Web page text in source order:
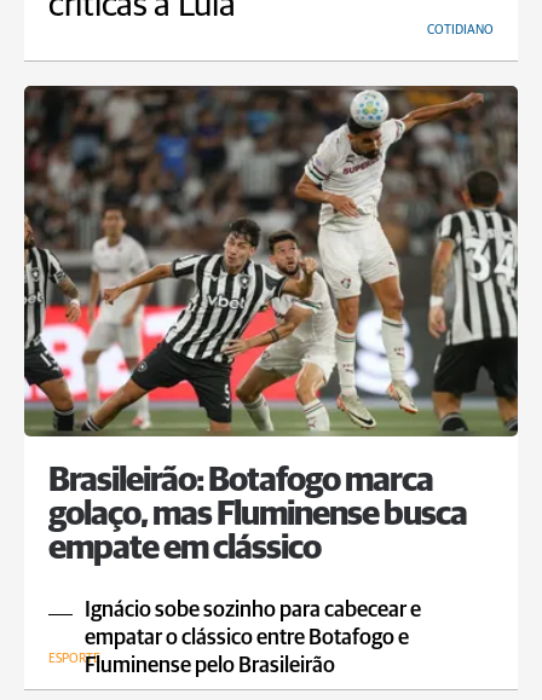
COTIDIANO
Brasileirão: Botafogo marca
golaço, mas Fluminense busca
empate em clássico
Ignácio sobe sozinho para cabecear e
empatar o clássico entre Botafogo e
Fluminense pelo Brasileirão
ESPORTE